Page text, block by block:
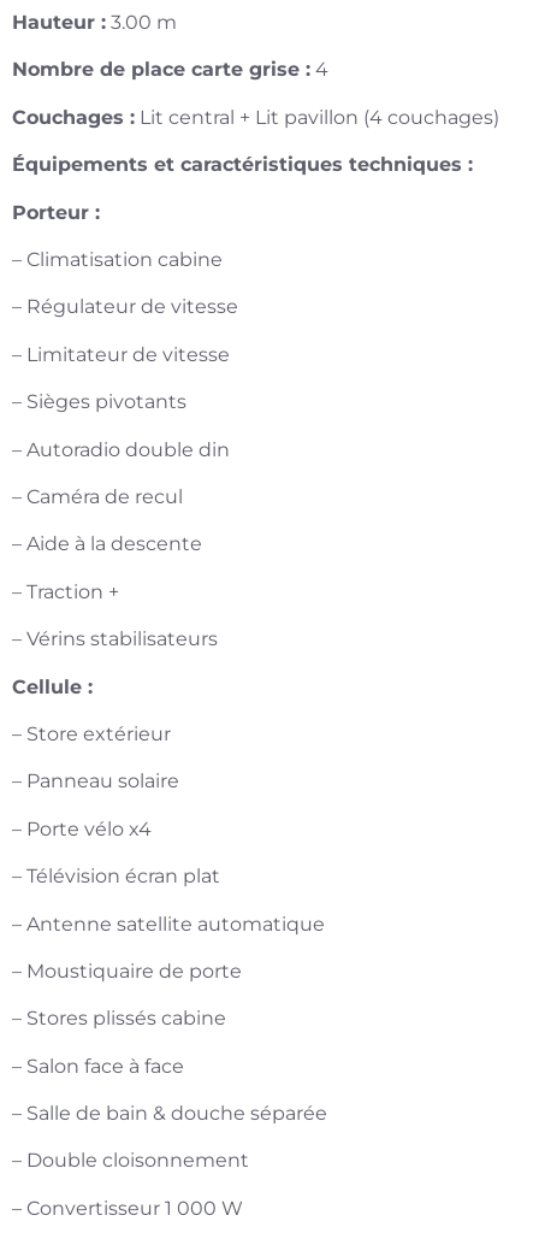
Hauteur : 3.00 m
Nombre de place carte grise : 4
Couchages : Lit central + Lit pavillon (4 couchages)
Équipements et caractéristiques techniques :
Porteur :
– Climatisation cabine
– Régulateur de vitesse
– Limitateur de vitesse
– Sièges pivotants
– Autoradio double din
– Caméra de recul
– Aide à la descente
– Traction +
– Vérins stabilisateurs
Cellule :
– Store extérieur
– Panneau solaire
– Porte vélo x4
– Télévision écran plat
– Antenne satellite automatique
– Moustiquaire de porte
– Stores plissés cabine
– Salon face à face
– Salle de bain & douche séparée
– Double cloisonnement
– Convertisseur 1 000 W